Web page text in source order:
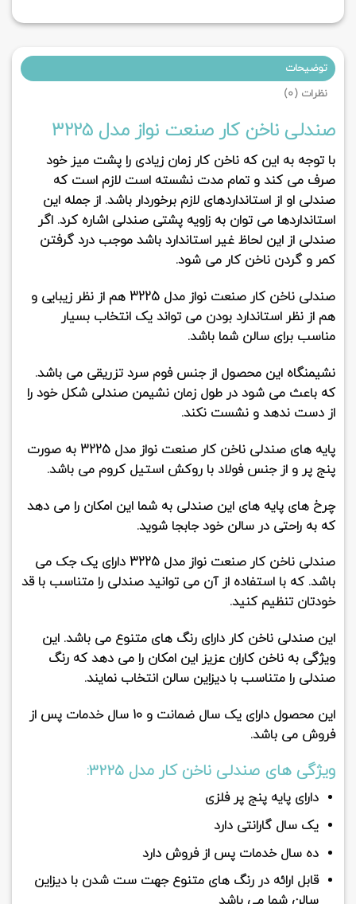
توضیحات
نظرات (0)
صندلی ناخن کار صنعت نواز مدل 3225
با توجه به این که ناخن کار زمان زیادی را پشت میز خود
صرف می کند و تمام مدت نشسته است لازم است که
صندلی او از استانداردهای لازم برخوردار باشد. از جمله این
استانداردها می توان به زاویه پشتی صندلی اشاره کرد. اگر
صندلی از این لحاظ غیر استاندارد باشد موجب درد گرفتن
کمر و گردن ناخن کار می شود.
صندلی ناخن کار صنعت نواز مدل 3225
هم از نظر زیبایی و
هم از نظر استاندارد بودن می تواند یک انتخاب بسیار
مناسب برای سالن شما باشد.
نشیمنگاه این محصول از جنسفوم سرد تزریقی می باشد.
که باعث می شود در طول زمان نشیمن صندلی شکل خود را
از دست ندهد و نشست نکند.
پایه های صندلی ناخن کار صنعت نواز مدل 3225
به صورت
پنج پر و از جنس فولاد با روکش استیل کروم می باشد.
چرخ های پایه های این صندلی به شما این امکان را می دهد
که به راحتی در سالن خود جابجا شوید.
صندلی ناخن کار صنعت نواز مدل 3225
دارای یک جک می
باشد. که با استفاده از آن می توانید صندلی را متناسب با قد
خودتان تنظیم کنید.
این صندلی ناخن کار دارای رنگ های متنوع می باشد. این
ویژگی به ناخن کاران عزیز این امکان را می دهد که رنگ
صندلی را متناسب با دیزاین سالن انتخاب نمایند.
این محصول دارای یک سال ضمانت و 10 سال خدمات پس از
فروش می باشد.
ویژگی های صندلی ناخن کار مدل 3225:
دارای پایه پنج پر فلزی
یک سال گارانتی دارد
ده سال خدمات پس از فروش دارد
قابل ارائه در رنگ های متنوع جهت ست شدن با دیزاین